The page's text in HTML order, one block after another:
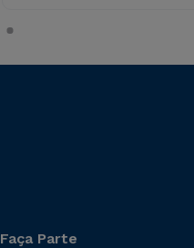
Faça Parte